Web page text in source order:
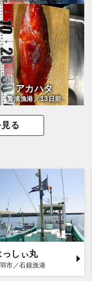
アカハタ
贄浦漁港／13日前
る
っしぃ丸
市／石鏡漁港